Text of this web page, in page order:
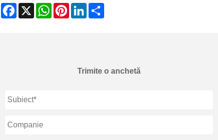
Facebook
X WhatsAppPinterestLinkedIn
Trimite o anchetă